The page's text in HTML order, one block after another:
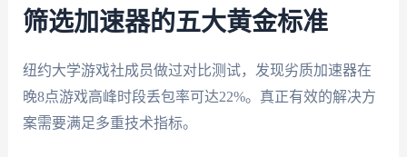
筛选加速器的五大黄金标准
纽约大学游戏社成员做过对比测试，发现劣质加速器在
晚8点游戏高峰时段丢包率可达22%。真正有效的解决方
案需要满足多重技术指标。